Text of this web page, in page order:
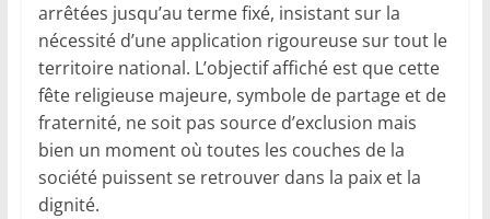
arrêtées jusqu’au terme fixé, insistant sur la
nécessité d’une application rigoureuse sur tout le
territoire national. L’objectif affiché est que cette
fête religieuse majeure, symbole de partage et de
fraternité, ne soit pas source d’exclusion mais
bien un moment où toutes les couches de la
société puissent se retrouver dans la paix et la
dignité.